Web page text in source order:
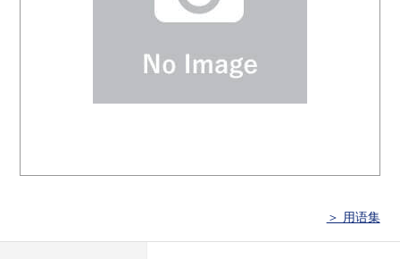
＞ 用语集